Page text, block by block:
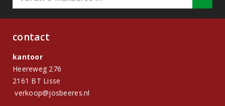
contact
kantoor
Heereweg 276
2161 BT Lisse
verkoop@josbeeres.nl